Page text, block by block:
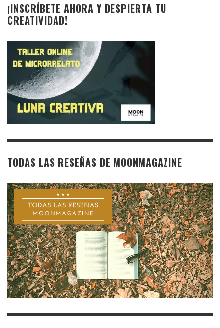
¡INSCRÍBETE AHORA Y DESPIERTA TU
CREATIVIDAD!
TODAS LAS RESEÑAS DE MOONMAGAZINE